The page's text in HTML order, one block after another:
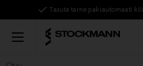
Tasuta tarne pakiautomaati
Menu